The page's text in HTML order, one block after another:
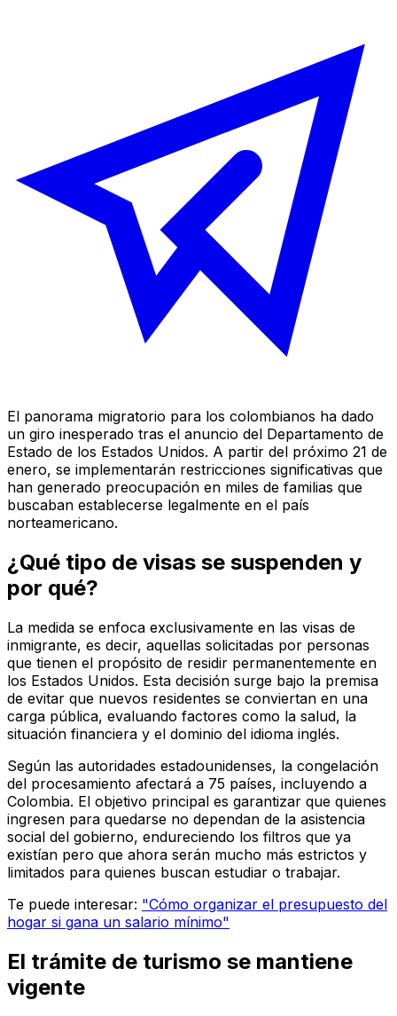
El panorama migratorio para los colombianos ha dado
un giro inesperado tras el anuncio del Departamento de
Estado de los Estados Unidos. A partir del próximo 21 de
enero, se implementarán restricciones significativas que
han generado preocupación en miles de familias que
buscaban establecerse legalmente en el país
norteamericano.
¿Qué tipo de visas se suspenden y
por qué?
La medida se enfoca exclusivamente en las visas de
inmigrante, es decir, aquellas solicitadas por personas
que tienen el propósito de residir permanentemente en
los Estados Unidos. Esta decisión surge bajo la premisa
de evitar que nuevos residentes se conviertan en una
carga pública, evaluando factores como la salud, la
situación financiera y el dominio del idioma inglés.
Según las autoridades estadounidenses, la congelación
del procesamiento afectará a 75 países, incluyendo a
Colombia. El objetivo principal es garantizar que quienes
ingresen para quedarse no dependan de la asistencia
social del gobierno, endureciendo los filtros que ya
existían pero que ahora serán mucho más estrictos y
limitados para quienes buscan estudiar o trabajar.
Te puede interesar: "Cómo organizar el presupuesto del
hogar si gana un salario mínimo"
El trámite de turismo se mantiene
vigente